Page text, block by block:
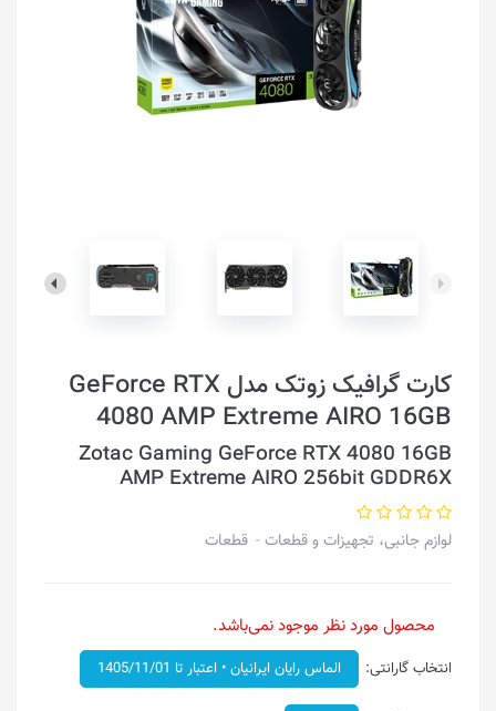
کارت گرافیک زوتک مدل GeForce RTX
4080 AMP Extreme AIRO 16GB
Zotac Gaming GeForce RTX 4080 16GB
AMP Extreme AIRO 256bit GDDR6X
لوازم جانبی، تجهیزات و قطعات قطعات
محصول مورد نظر موجود نمی‌باشد.
انتخاب گارانتی: الماس رایان ایرانیان • اعتبار تا 1405/11/01